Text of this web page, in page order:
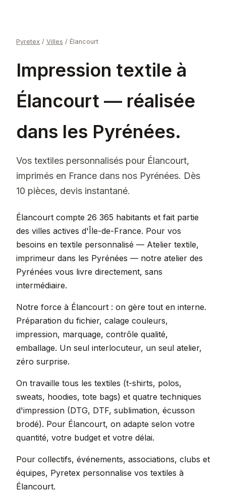
Pyretex / Villes / Élancourt
Impression textile à
Élancourt — réalisée
dans les Pyrénées.
Vos textiles personnalisés pour Élancourt,
imprimés en France dans nos Pyrénées. Dès
10 pièces, devis instantané.
Élancourt compte 26 365 habitants et fait partie
des villes actives d'Île-de-France. Pour vos
besoins en textile personnalisé — Atelier textile,
imprimeur dans les Pyrénées — notre atelier des
Pyrénées vous livre directement, sans
intermédiaire.
Notre force à Élancourt : on gère tout en interne.
Préparation du fichier, calage couleurs,
impression, marquage, contrôle qualité,
emballage. Un seul interlocuteur, un seul atelier,
zéro surprise.
On travaille tous les textiles (t-shirts, polos,
sweats, hoodies, tote bags) et quatre techniques
d'impression (DTG, DTF, sublimation, écusson
brodé). Pour Élancourt, on adapte selon votre
quantité, votre budget et votre délai.
Pour collectifs, événements, associations, clubs et
équipes, Pyretex personnalise vos textiles à
Élancourt.